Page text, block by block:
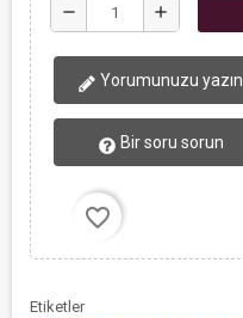
remove add
Yorumunuzu yazın
Bir soru sorun
favorite_border
Etiketler